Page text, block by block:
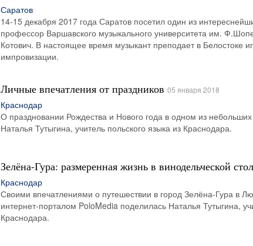
Саратов
14-15 декабря 2017 года Саратов посетил один из
профессор Варшавского музыкального университета им.
Котович. В настоящее время музыкант преподает в Белостоке
импровизации.
Личные впечатления от праздников 05 января 2018
Краснодар
О праздновании Рождества и Нового года в одном из небольших
Наталья Тутыгина, учитель польского языка из Краснодара.
Зелёна-Гура: размеренная жизнь в винодельческой
Краснодар
Своими впечатлениями о путешествии в город Зелёна-Гура в
интернет-порталом PoloMedia поделилась Наталья Тутыгина,
Краснодара.